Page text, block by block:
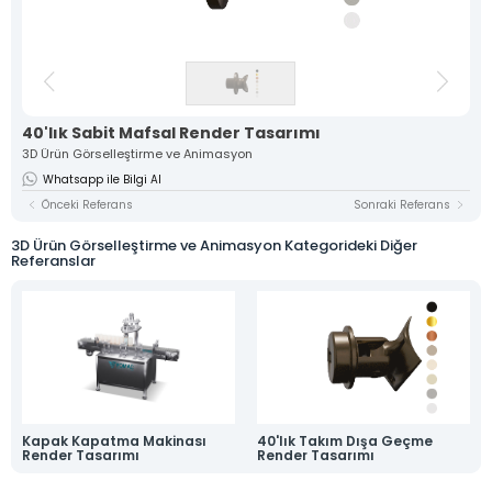
Katalog
Tasarımı
Ürün
Fotoğrafçılığı Görselleştirme
Ambalaj ve
Kutu
Tasarımları
Stand Medya
Prodüksiyon
40'lık Sabit Mafsal Render Tasarımı
3D Ürün Görselleştirme ve Animasyon
Whatsapp ile Bilgi Al
Önceki Referans
Sonraki Referans
3D Ürün Görselleştirme ve Animasyon Kategorideki Diğer
Referanslar
Kapak Kapatma Makinası
Render Tasarımı
40'lık Takım Dışa Geçme
Render Tasarımı